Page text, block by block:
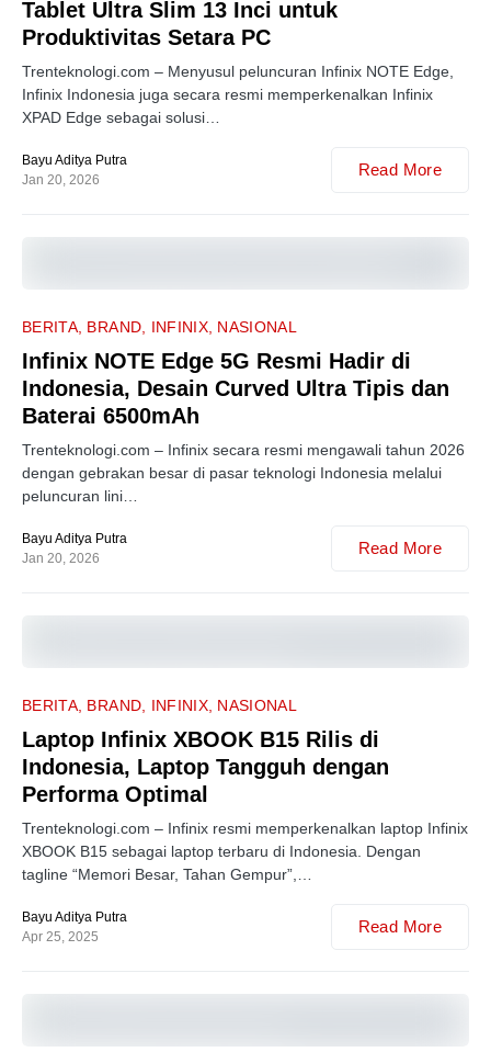
Tablet Ultra Slim 13 Inci untuk
Produktivitas Setara PC
Trenteknologi.com – Menyusul peluncuran Infinix NOTE Edge,
Infinix Indonesia juga secara resmi memperkenalkan Infinix
XPAD Edge sebagai solusi…
Bayu Aditya Putra
Jan 20, 2026
Read More
BERITA BRAND INFINIX NASIONAL
Infinix NOTE Edge 5G Resmi Hadir di
Indonesia, Desain Curved Ultra Tipis dan
Baterai 6500mAh
Trenteknologi.com – Infinix secara resmi mengawali tahun 2026
dengan gebrakan besar di pasar teknologi Indonesia melalui
peluncuran lini…
Bayu Aditya Putra
Jan 20, 2026
Read More
BERITA BRAND INFINIX NASIONAL
Laptop Infinix XBOOK B15 Rilis di
Indonesia, Laptop Tangguh dengan
Performa Optimal
Trenteknologi.com – Infinix resmi memperkenalkan laptop Infinix
XBOOK B15 sebagai laptop terbaru di Indonesia. Dengan
tagline “Memori Besar, Tahan Gempur”,…
Bayu Aditya Putra
Apr 25, 2025
Read More